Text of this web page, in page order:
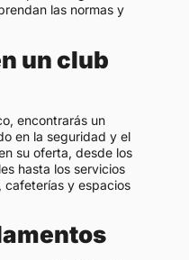
las normas y
un club
encontrarás un
en la seguridad y el
su oferta, desde los
hasta los servicios
cafeterías y espacios